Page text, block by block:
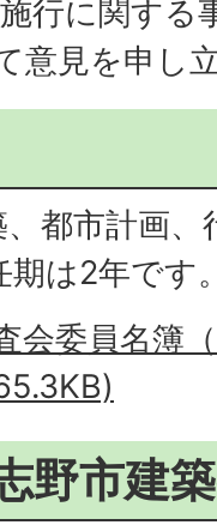
行に関する
意見を申し
都市計画
期は2年です
会委員名簿
野市建